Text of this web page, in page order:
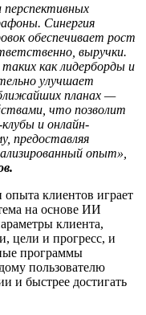
перспективных
Синергия
обеспечивает рост
выручки.
как лидерборды и
улучшает
планах —
что позволит
и онлайн-
предоставляя
опыт»,
клиентов играет
на основе ИИ
клиента,
цели и прогресс, и
программы
пользователю
и быстрее достигать